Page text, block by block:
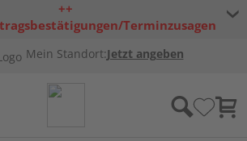
++
Terminzusagen
Mein Standort:Jetzt angeben